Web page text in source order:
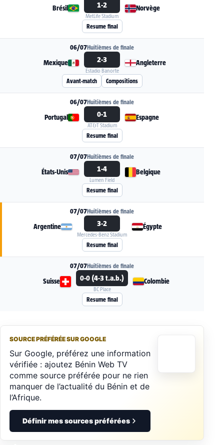
Voir la fiche du match Brésil - Norvège
Brésil 1-2
MetLife Stadium
Norvège
Resume final
Voir la fiche du match Mexique - Angleterre
06/07Huitièmes de finale
Mexique 2-3
Estadio Banorte
Angleterre
Avant-match Compositions
Voir la fiche du match Portugal - Espagne
06/07Huitièmes de finale
Portugal 0-1
AT&T Stadium
Espagne
Resume final
Voir la fiche du match États-Unis - Belgique
07/07Huitièmes de finale
États-Unis 1-4
Lumen Field
Belgique
Resume final
Voir la fiche du match Argentine - Égypte
07/07Huitièmes de finale
Argentine 3-2
Mercedes-Benz Stadium
Égypte
Resume final
Voir la fiche du match Suisse - Colombie
07/07Huitièmes de finale
Suisse 0-0 (4-3 t.a.b.)
BC Place
Colombie
Resume final
SOURCE PRÉFÉRÉE SUR GOOGLE
Sur Google, préférez une information
vérifiée : ajoutez Bénin Web TV
comme source préférée pour ne rien
manquer de l’actualité du Bénin et de
l’Afrique.
Définir mes sources préférées